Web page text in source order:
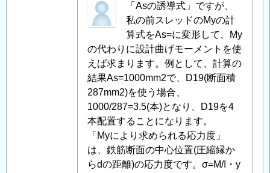
匿
名
稿
者
に
よ
る
「Re:
鉄
筋
コ
「Asの誘導式」ですが、
私の前スレッドのMyの計
算式をAs=に変形して、My
の代わりに設計曲げモーメントを使
えば求まります。例として、計算の
結果As=1000mm2で、D19(断面積
287mm2)を使う場合、
1000/287=3.5(本)となり、D19を4
本配置することになります。
「Myにより求められる応力度」
は、鉄筋断面の中心位置(圧縮縁か
らdの距離)の応力度です。σ=M/I・y